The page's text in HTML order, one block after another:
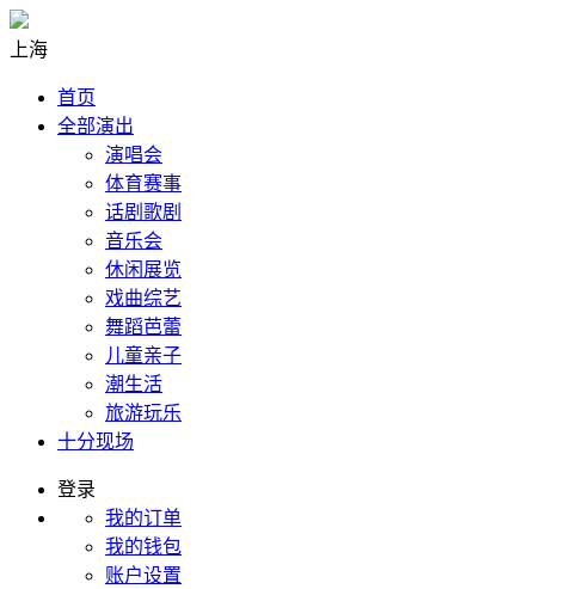
上海
首页
全部演出
演唱会
体育赛事
话剧歌剧
音乐会
休闲展览
戏曲综艺
舞蹈芭蕾
儿童亲子
潮生活
旅游玩乐
十分现场
登录
我的订单
我的钱包
账户设置